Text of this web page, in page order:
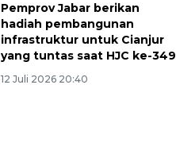
Pemprov Jabar berikan
hadiah pembangunan
infrastruktur untuk Cianjur
yang tuntas saat HJC ke-349
12 Juli 2026 20:40